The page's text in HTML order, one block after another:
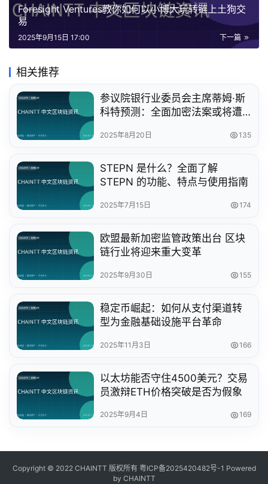
Foresight Ventures教你如何以小博大玩转链上土狗交
易
下一篇
2025年9月15日 17:00
相关推荐
参议院银行业委员会主席蒂姆·斯
科特预测：全面加密法案或将遭
2025年8月20日 135
STEPN 是什么？全面了解
STEPN 的功能、特点与使用指南
2025年7月15日 174
欧盟最新加密监管政策出台 区块
链行业将迎来重大变革
2025年9月30日 155
稳定币崛起：如何从支付渠道转
型为金融基础设施平台革命
2025年11月3日 166
以太坊能否守住4500美元？交易
员激辩ETH价格突破是否为假象
2025年9月4日 169
Copyright © 2022 CHAINTT 版权所有 粤ICP备2025420482号-1 Powered
by CHAINTT